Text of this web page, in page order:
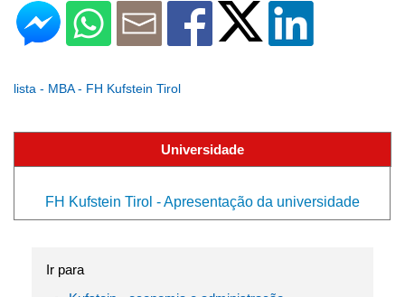
lista - MBA - FH Kufstein Tirol
Universidade
FH Kufstein Tirol - Apresentação da universidade
Ir para